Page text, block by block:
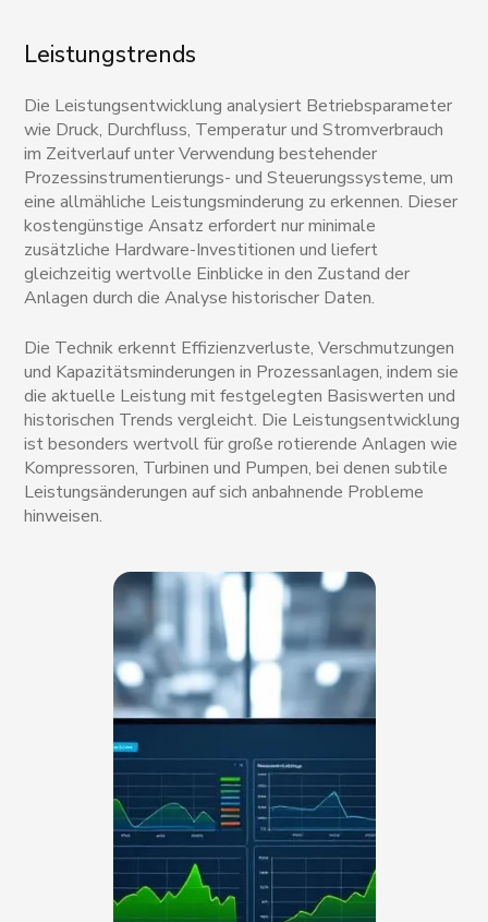
Leistungstrends
Die Leistungsentwicklung analysiert Betriebsparameter
wie Druck, Durchfluss, Temperatur und Stromverbrauch
im Zeitverlauf unter Verwendung bestehender
Prozessinstrumentierungs- und Steuerungssysteme, um
eine allmähliche Leistungsminderung zu erkennen. Dieser
kostengünstige Ansatz erfordert nur minimale
zusätzliche Hardware-Investitionen und liefert
gleichzeitig wertvolle Einblicke in den Zustand der
Anlagen durch die Analyse historischer Daten.
Die Technik erkennt Effizienzverluste, Verschmutzungen
und Kapazitätsminderungen in Prozessanlagen, indem sie
die aktuelle Leistung mit festgelegten Basiswerten und
historischen Trends vergleicht. Die Leistungsentwicklung
ist besonders wertvoll für große rotierende Anlagen wie
Kompressoren, Turbinen und Pumpen, bei denen subtile
Leistungsänderungen auf sich anbahnende Probleme
hinweisen.